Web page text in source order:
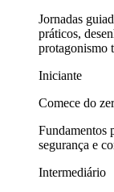
Jornadas
práticos,
protagonismo
Iniciante
Comece do
Fundamentos
segurança e
Intermediário